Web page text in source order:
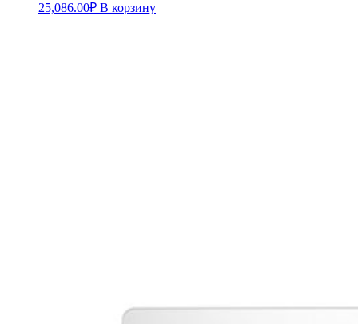
25,086.00₽ В корзину